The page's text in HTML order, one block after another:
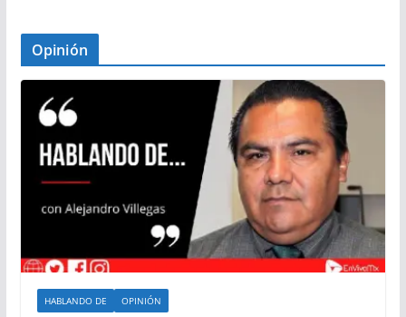
Opinión
HABLANDO DE OPINIÓN